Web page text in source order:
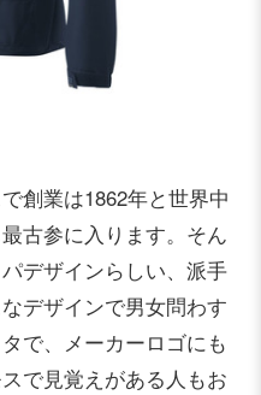
創業は1862年と世界中
古参に入ります。そん
デザインらしい、派手
デザインで男女問わす
で、メーカーロゴにも
で見覚えがある人もお